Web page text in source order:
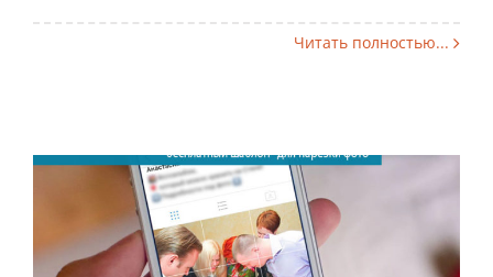
Читать полностью...